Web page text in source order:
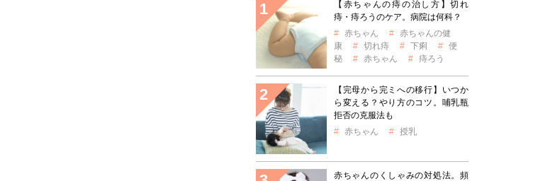
【赤ちゃんの痔の治し方】切れ
痔・痔ろうのケア。病院は何科？
赤ちゃん
赤ちゃんの健
康
切れ痔 下痢
便
秘
赤ちゃん 痔ろう
【完母から完ミへの移行】いつか
ら変える？やり方のコツ。哺乳瓶
拒否の克服法も
赤ちゃん
授乳
赤ちゃんのくしゃみの対処法。頻